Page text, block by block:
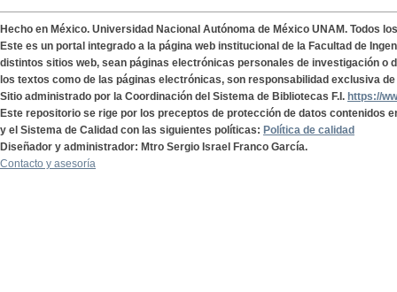
Hecho en México. Universidad Nacional Autónoma de México UNAM. Todos
Este es un portal integrado a la página web institucional de la Facultad de
distintos sitios web, sean páginas electrónicas personales de investigación o
los textos como de las páginas electrónicas, son responsabilidad exclusiva
Sitio administrado por la Coordinación del Sistema de Bibliotecas F.I. https://
Este repositorio se rige por los preceptos de protección de datos contenidos
y el Sistema de Calidad con las siguientes políticas: Política de calidad
Diseñador y administrador: Mtro Sergio Israel Franco García.
Contacto y asesoría